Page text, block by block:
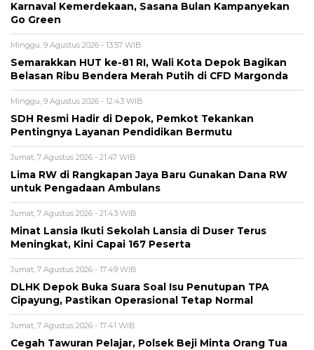
Karnaval Kemerdekaan, Sasana Bulan Kampanyekan
Go Green
Minggu, 9 Agustus 2026 - 13:57 WIB
Semarakkan HUT ke-81 RI, Wali Kota Depok Bagikan
Belasan Ribu Bendera Merah Putih di CFD Margonda
Minggu, 9 Agustus 2026 - 12:43 WIB
SDH Resmi Hadir di Depok, Pemkot Tekankan
Pentingnya Layanan Pendidikan Bermutu
Jumat, 7 Agustus 2026 - 21:47 WIB
Lima RW di Rangkapan Jaya Baru Gunakan Dana RW
untuk Pengadaan Ambulans
Jumat, 7 Agustus 2026 - 21:43 WIB
Minat Lansia Ikuti Sekolah Lansia di Duser Terus
Meningkat, Kini Capai 167 Peserta
Jumat, 7 Agustus 2026 - 17:49 WIB
DLHK Depok Buka Suara Soal Isu Penutupan TPA
Cipayung, Pastikan Operasional Tetap Normal
Jumat, 7 Agustus 2026 - 17:41 WIB
Cegah Tawuran Pelajar, Polsek Beji Minta Orang Tua